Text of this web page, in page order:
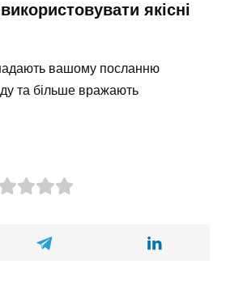
якісні
вашому посланню
та більше вражають